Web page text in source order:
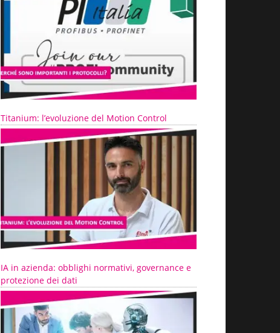
Titanium: l’evoluzione del Motion Control
IA in azienda: obblighi normativi, governance e
protezione dei dati